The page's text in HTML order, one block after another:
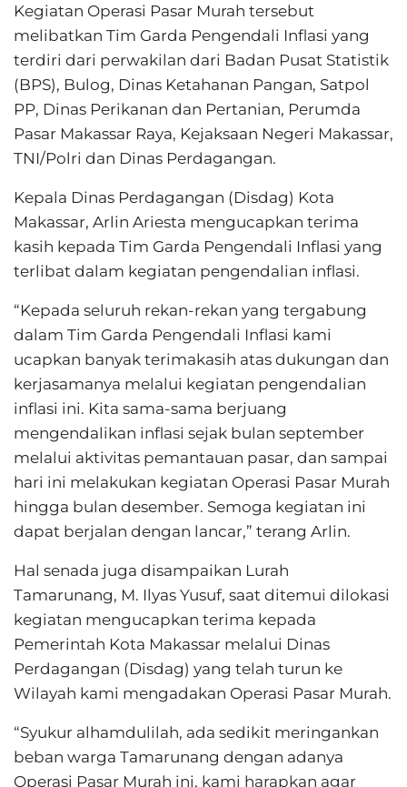
Kegiatan Operasi Pasar Murah tersebut
melibatkan Tim Garda Pengendali Inflasi yang
terdiri dari perwakilan dari Badan Pusat Statistik
(BPS), Bulog, Dinas Ketahanan Pangan, Satpol
PP, Dinas Perikanan dan Pertanian, Perumda
Pasar Makassar Raya, Kejaksaan Negeri Makassar,
TNI/Polri dan Dinas Perdagangan.
Kepala Dinas Perdagangan (Disdag) Kota
Makassar, Arlin Ariesta mengucapkan terima
kasih kepada Tim Garda Pengendali Inflasi yang
terlibat dalam kegiatan pengendalian inflasi.
“Kepada seluruh rekan-rekan yang tergabung
dalam Tim Garda Pengendali Inflasi kami
ucapkan banyak terimakasih atas dukungan dan
kerjasamanya melalui kegiatan pengendalian
inflasi ini. Kita sama-sama berjuang
mengendalikan inflasi sejak bulan september
melalui aktivitas pemantauan pasar, dan sampai
hari ini melakukan kegiatan Operasi Pasar Murah
hingga bulan desember. Semoga kegiatan ini
dapat berjalan dengan lancar,” terang Arlin.
Hal senada juga disampaikan Lurah
Tamarunang, M. Ilyas Yusuf, saat ditemui dilokasi
kegiatan mengucapkan terima kepada
Pemerintah Kota Makassar melalui Dinas
Perdagangan (Disdag) yang telah turun ke
Wilayah kami mengadakan Operasi Pasar Murah.
“Syukur alhamdulilah, ada sedikit meringankan
beban warga Tamarunang dengan adanya
Operasi Pasar Murah ini, kami harapkan agar